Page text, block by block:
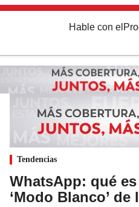
Hable con el
Tendencias
WhatsApp: qué
‘Modo Blanco’